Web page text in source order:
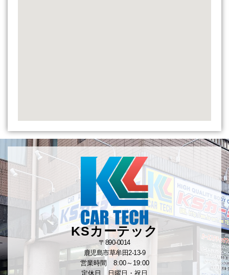
KSカーテック
〒890-0014
鹿児島市草牟田2-13-9
営業時間 8:00～19:00
定休日 日曜日・祝日